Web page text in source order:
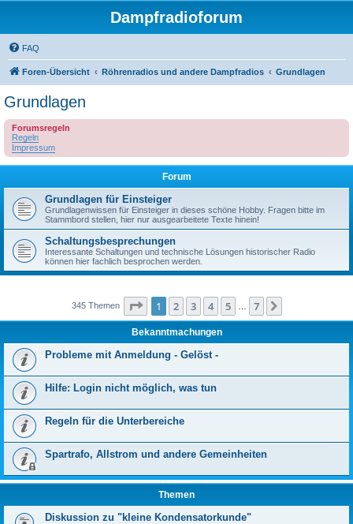
Dampfradioforum
FAQ
Foren-Übersicht Röhrenradios und andere Dampfradios Grundlagen
Grundlagen
Forumsregeln
Regeln
Impressum
Forum
Grundlagen für Einsteiger
Grundlagenwissen für Einsteiger in dieses schöne Hobby. Fragen bitte im
Stammbord stellen, hier nur ausgearbeitete Texte hinein!
Schaltungsbesprechungen
Interessante Schaltungen und technische Lösungen historischer Radio
können hier fachlich besprochen werden.
345 Themen Seite 1von
1 2 3 4 5 7
Bekanntmachungen
Probleme mit Anmeldung - Gelöst -
Hilfe: Login nicht möglich, was tun
Regeln für die Unterbereiche
Spartrafo, Allstrom und andere Gemeinheiten
Themen
Diskussion zu "kleine Kondensatorkunde"